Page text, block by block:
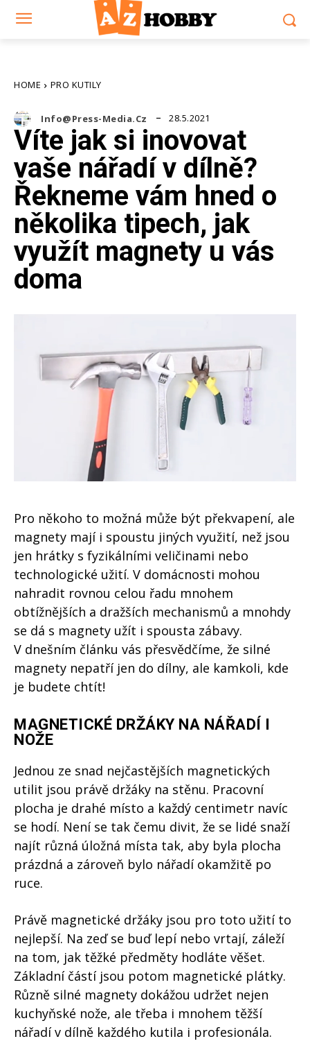
HOME PRO KUTILY
Info@press-Media.cz 28.5.2021
Víte jak si inovovat
vaše nářadí v dílně?
Řekneme vám hned o
několika tipech, jak
využít magnety u vás
doma
Pro někoho to možná může být překvapení, ale
magnety mají i spoustu jiných využití, než jsou
jen hrátky s fyzikálními veličinami nebo
technologické užití. V domácnosti mohou
nahradit rovnou celou řadu mnohem
obtížnějších a dražších mechanismů a mnohdy
se dá s magnety užít i spousta zábavy.
V dnešním článku vás přesvědčíme, že silné
magnety nepatří jen do dílny, ale kamkoli, kde
je budete chtít!
MAGNETICKÉ DRŽÁKY NA NÁŘADÍ I
NOŽE
Jednou ze snad nejčastějších magnetických
utilit jsou právě držáky na stěnu. Pracovní
plocha je drahé místo a každý centimetr navíc
se hodí. Není se tak čemu divit, že se lidé snaží
najít různá úložná místa tak, aby byla plocha
prázdná a zároveň bylo nářadí okamžitě po
ruce.
Právě magnetické držáky jsou pro toto užití to
nejlepší. Na zeď se buď lepí nebo vrtají, záleží
na tom, jak těžké předměty hodláte věšet.
Základní částí jsou potom magnetické plátky.
Různě silné magnety dokážou udržet nejen
kuchyňské nože, ale třeba i mnohem těžší
nářadí v dílně každého kutila i profesionála.